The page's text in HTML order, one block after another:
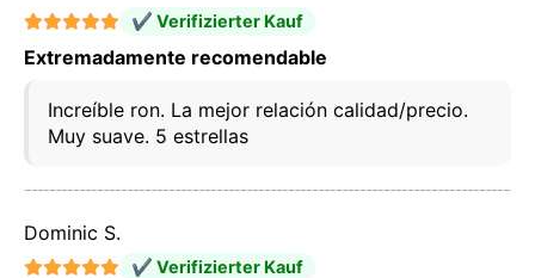
✔ Verifizierter Kauf
Extremadamente recomendable
Increíble ron. La mejor relación calidad/precio.
Muy suave. 5 estrellas
Dominic S.
✔ Verifizierter Kauf